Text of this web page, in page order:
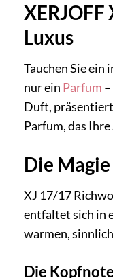
Luxus
Tauchen Sie ein
nur ein Parfum
Duft, präsentiert
Parfum, das
Die
XJ 17/17
entfaltet sich in
warmen,
Die